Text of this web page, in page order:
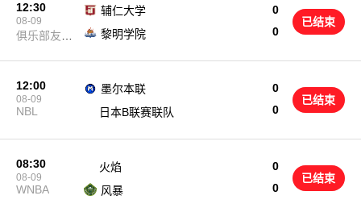
12:30
08-09
俱乐部友谊
辅仁大学
0
0
黎明学院
已结束
12:00
08-09
NBL
墨尔本联
0
0
日本B联赛联队
已结束
08:30
08-09
WNBA
火焰
0
0
风暴
已结束